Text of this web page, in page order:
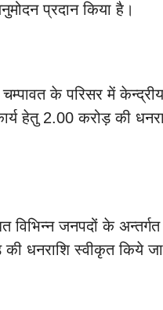
प्रदान किया है।
चम्पावत के परिसर में
हेतु 2.00 करोड़ की
विभिन्न जनपदों के
धनराशि स्वीकृत किये